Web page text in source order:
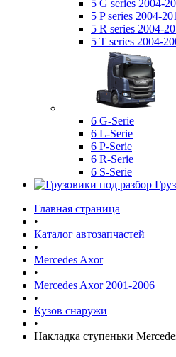
5 G series 2004-
5 P series 2004-
5 R series 2004-
5 T series 2004-
6 G-Serie
6 L-Serie
6 P-Serie
6 R-Serie
6 S-Serie
Главная страница
•
Каталог автозапчастей
•
Mercedes Axor
•
Mercedes Axor 2001-2006
•
Кузов снаружи
•
Накладка ступеньки